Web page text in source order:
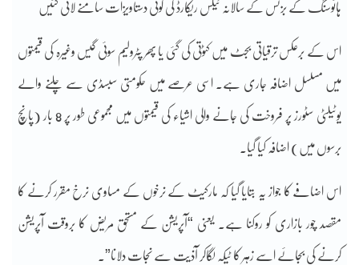
ہائوسنگ کے بزنس کے سالانہ ٹیکس ریکارڈ کی کوئی دستاویزات سامنے لائی گئیں
اس کے برعکس ترقیاتی بجٹ میں کٹوتی کی گئی یا پھر پٹرولیم سوئی گیس وغیرہ کی قیمتوں
میں مسلسل اضافہ جاری ہے۔ اسی عرصے میں حکومتی سبسڈی سے چلنے والے
یوٹیلٹی سٹورز پر فروخت کی جانے والی اشیاء کی قیمتوں میں مجموعی طور پر 8 بار (پانچ
برسوں میں) اضافہ کیا گیا۔
اس اضافے کا جواز یہ بتایا گیا کہ مارکیٹ کے نرخوں کے مساوی نرخ مقرر کرنے کا
مقصد چور بازاری کو روکنا ہے۔ یعنی “آپریشن کے مستحق مریض کا بروقت آپریشن
کرنے کی بجائے اسے زہر کا ٹیکہ لگاکر آذیت سے نجات دلانا”۔